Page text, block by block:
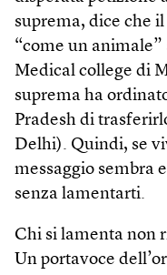
suprema, dice che
“come un animale”
Medical college di
suprema ha
Pradesh di
Delhi). Quindi, se
messaggio sembra
senza lamentarti.
Chi si lamenta non
Un portavoce